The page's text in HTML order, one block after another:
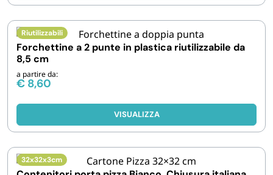
Riutilizzabili
Forchettine a 2 punte in plastica riutilizzabile da
8,5 cm
a partire da:
€ 8,60
VISUALIZZA
32x32x3cm